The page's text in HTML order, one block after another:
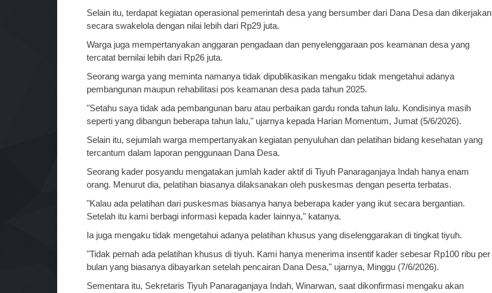
Selain itu, terdapat kegiatan operasional pemerintah desa yang bersumber dari Dana Desa dan dikerjakan
secara swakelola dengan nilai lebih dari Rp29 juta.
Warga juga mempertanyakan anggaran pengadaan dan penyelenggaraan pos keamanan desa yang
tercatat bernilai lebih dari Rp26 juta.
Seorang warga yang meminta namanya tidak dipublikasikan mengaku tidak mengetahui adanya
pembangunan maupun rehabilitasi pos keamanan desa pada tahun 2025.
"Setahu saya tidak ada pembangunan baru atau perbaikan gardu ronda tahun lalu. Kondisinya masih
seperti yang dibangun beberapa tahun lalu," ujarnya kepada Harian Momentum, Jumat (5/6/2026).
Selain itu, sejumlah warga mempertanyakan kegiatan penyuluhan dan pelatihan bidang kesehatan yang
tercantum dalam laporan penggunaan Dana Desa.
Seorang kader posyandu mengatakan jumlah kader aktif di Tiyuh Panaraganjaya Indah hanya enam
orang. Menurut dia, pelatihan biasanya dilaksanakan oleh puskesmas dengan peserta terbatas.
"Kalau ada pelatihan dari puskesmas biasanya hanya beberapa kader yang ikut secara bergantian.
Setelah itu kami berbagi informasi kepada kader lainnya," katanya.
Ia juga mengaku tidak mengetahui adanya pelatihan khusus yang diselenggarakan di tingkat tiyuh.
"Tidak pernah ada pelatihan khusus di tiyuh. Kami hanya menerima insentif kader sebesar Rp100 ribu per
bulan yang biasanya dibayarkan setelah pencairan Dana Desa," ujarnya, Minggu (7/6/2026).
Sementara itu, Sekretaris Tiyuh Panaraganjaya Indah, Winarwan, saat dikonfirmasi mengaku akan